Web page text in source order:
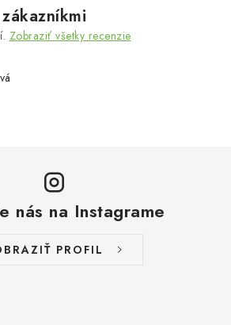
Zobraziť všetky recenzie
nás na Instagrame
PROFIL